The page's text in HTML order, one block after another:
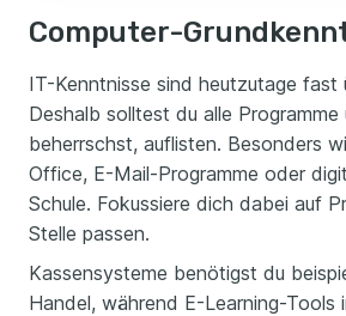
Computer-
IT-Kenntnisse sind heutzutage fast
Deshalb solltest du alle
beherrschst, auflisten. Besonders
Office, E-Mail-Programme oder
Schule. Fokussiere dich dabei auf
Stelle passen.
Kassensysteme benötigst du
Handel, während E-Learning-Tools